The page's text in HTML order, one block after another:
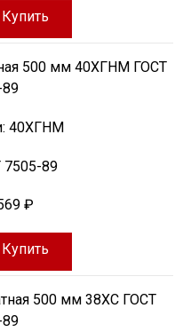
Купить
500 мм 40ХГНМ ГОСТ
40ХГНМ
7505-89
₽
Купить
500 мм 38ХС ГОСТ